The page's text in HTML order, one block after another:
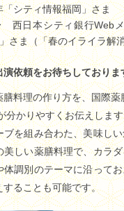
シティ情報福岡」さま
西日本シティ銀行Web
さま（「春のイライラ解
演依頼をお待ちしておりま
膳料理の作り方を、国際薬
分かりやすくお伝えしま
ブを組み合わた、美味し
美しい薬膳料理で、カラ
体調別のテーマに沿って
することも可能です。